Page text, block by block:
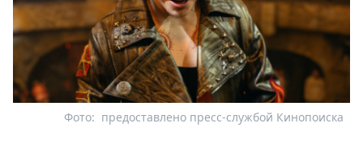
предоставлено пресс-службой Кинопоиска
Фото: